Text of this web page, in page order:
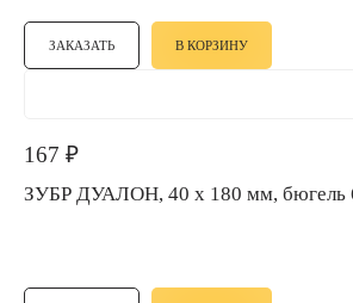
ЗАКАЗАТЬ В КОРЗИНУ
167 ₽
ЗУБР ДУАЛОН, 40 х 180 мм,